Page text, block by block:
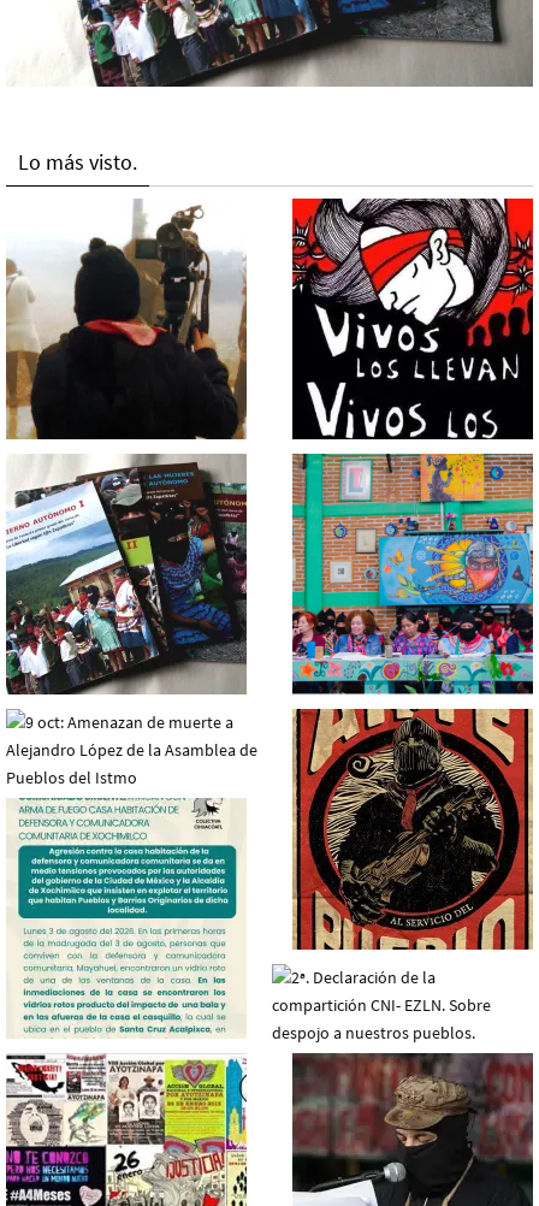
Lo más visto.